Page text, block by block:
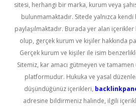
sitesi, herhangi bir marka, kurum veya
bulunmamaktadır. Sitede yalnızca kendi
paylaşılmaktadır. Burada yer alan
olup, gerçek kurum ve kişiler hakkında
Gerçek kurum ve kişiler ile isim
Sitemiz, kar amacı gütmeyen ve
platformudur. Hukuka ve yasal
düşündüğünüz içerikleri,
adresine bildirmeniz halinde, ilgili